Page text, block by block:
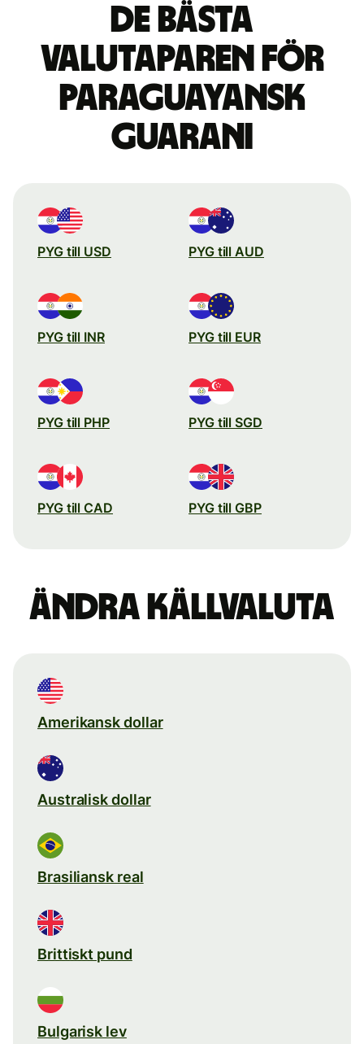
De bästa
valutaparen för
paraguayansk
guarani
PYG till USD PYG till AUD
PYG till INR PYG till EUR
PYG till PHP PYG till SGD
PYG till CAD PYG till GBP
Ändra källvaluta
Amerikansk dollar
Australisk dollar
Brasiliansk real
Brittiskt pund
Bulgarisk lev